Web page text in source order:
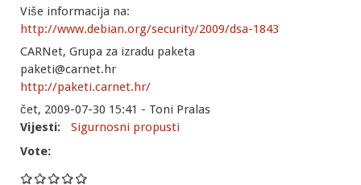
Više informacija na:
http://www.debian.org/security/2009/dsa-1843
CARNet, Grupa za izradu paketa
paketi@carnet.hr
http://paketi.carnet.hr/
čet, 2009-07-30 15:41 - Toni Pralas
Vijesti:
Sigurnosni propusti
Vote: